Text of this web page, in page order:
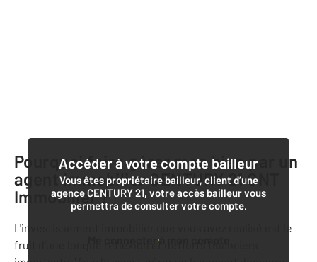
Accéder à votre compte bailleur
Vous êtes propriétaire bailleur, client d’une
agence CENTURY 21, votre accès bailleur vous
permettra de consulter votre compte.
Me connecter à mon compte
Pourquoi faire gérer mon bien par un
agent immobilierCENTURY 21 GNT
Immobilier?
L'investissement immobilier que vous avez réalisé est le
fruit d'une longue réflexion et d'efforts financiers